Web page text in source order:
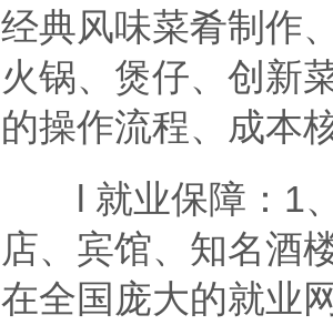
经典风味菜肴制作
火锅、煲仔、创新
的操作流程、成本
l 就业保障：1、
店、宾馆、知名酒
在全国庞大的就业